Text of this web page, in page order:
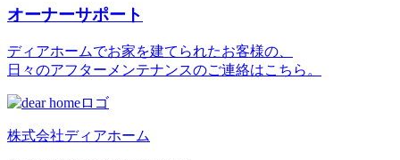
オーナーサポート
ディアホームでお家を建てられたお客様の、
日々のアフターメンテナンスのご連絡はこちら。
株式会社ディアホーム